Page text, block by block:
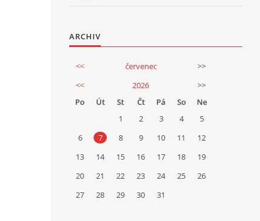
ARCHIV
<< červenec
>>
<<
2026
>>
Po
Út St Čt Pá So
Ne
1
2 3 4
5
6
7 8 9 10 11
12
13
14 15 16 17 18
19
20
21 22 23 24 25
26
27
28 29 30 31